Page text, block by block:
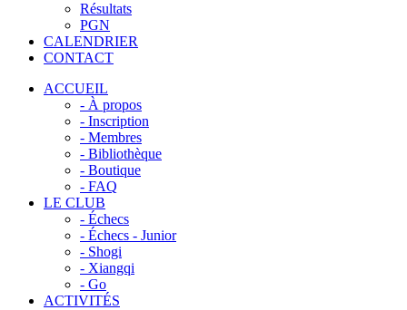
Résultats
PGN
CALENDRIER
CONTACT
ACCUEIL
- À propos
- Inscription
- Membres
- Bibliothèque
- Boutique
- FAQ
LE CLUB
- Échecs
- Échecs - Junior
- Shogi
- Xiangqi
- Go
ACTIVITÉS